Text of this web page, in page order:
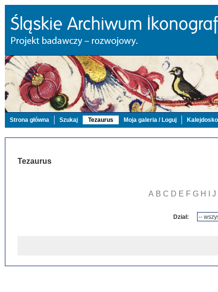
Strona główna Szukaj Tezaurus Moja galeria / Loguj
Tezaurus
A B C D E F G H J
Dział: